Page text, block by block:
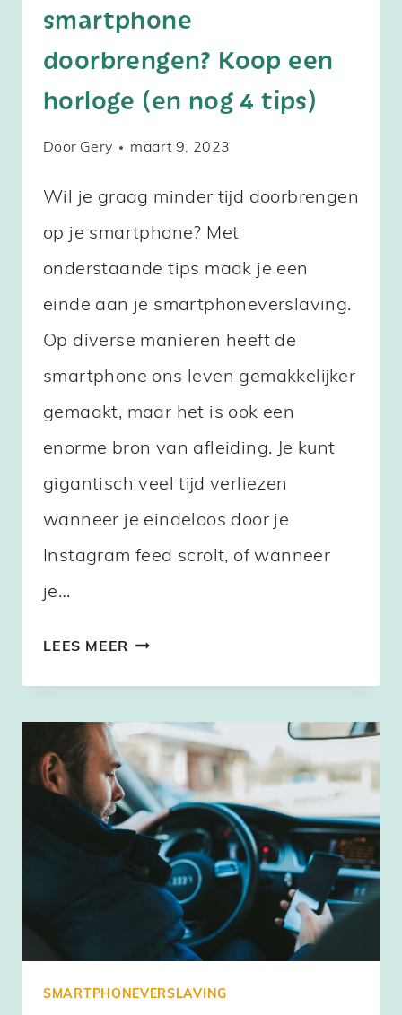
smartphone
doorbrengen? Koop een
horloge (en nog 4 tips)
Door Gery maart 9, 2023
Wil je graag minder tijd doorbrengen
op je smartphone? Met
onderstaande tips maak je een
einde aan je smartphoneverslaving.
Op diverse manieren heeft de
smartphone ons leven gemakkelijker
gemaakt, maar het is ook een
enorme bron van afleiding. Je kunt
gigantisch veel tijd verliezen
wanneer je eindeloos door je
Instagram feed scrolt, of wanneer
je…
LEES MEER MINDER
SMARTPHONE
DOORBRENGEN?
KOOP
EEN
HORLOGE
TIPS)
SMARTPHONEVERSLAVING